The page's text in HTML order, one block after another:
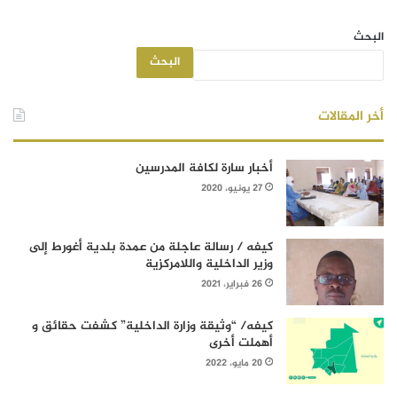
البحث
البحث
أخر المقالات
أخبار سارة لكافة المدرسين
27 يونيو، 2020
كيفه / رسالة عاجلة من عمدة بلدية أغورط إلى
وزير الداخلية واللامركزية
26 فبراير، 2021
كيفه/ “وثيقة وزارة الداخلية” كشفت حقائق و
أهملت أخرى
20 مايو، 2022